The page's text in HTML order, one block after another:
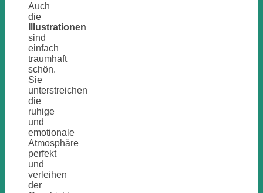
Auch
die
Illustrationen
sind
einfach
traumhaft
schön.
Sie
unterstreichen
die
ruhige
und
emotionale
Atmosphäre
perfekt
und
verleihen
der